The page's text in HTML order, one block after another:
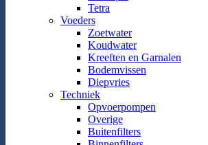
Tetra
Voeders
Zoetwater
Koudwater
Kreeften en Garnalen
Bodemvissen
Diepvries
Techniek
Opvoerpompen
Overige
Buitenfilters